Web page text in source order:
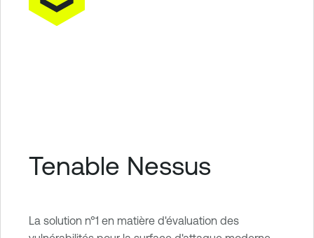
Tenable Nessus
La solution n°1 en matière d'évaluation des